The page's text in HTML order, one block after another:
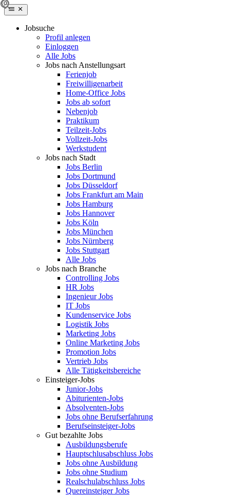
Jobsuche
Profil anlegen
Einloggen
Alle Jobs
Jobs nach Anstellungsart
Ferienjob
Freiwilligenarbeit
Home-Office Jobs
Jobs ab sofort
Nebenjob
Praktikum
Teilzeit-Jobs
Vollzeit-Jobs
Werkstudent
Jobs nach Stadt
Jobs Berlin
Jobs Dortmund
Jobs Düsseldorf
Jobs Frankfurt am Main
Jobs Hamburg
Jobs Hannover
Jobs Köln
Jobs München
Jobs Nürnberg
Jobs Stuttgart
Alle Jobs
Jobs nach Branche
Controlling Jobs
HR Jobs
Ingenieur Jobs
IT Jobs
Kundenservice Jobs
Logistik Jobs
Marketing Jobs
Online Marketing Jobs
Promotion Jobs
Vertrieb Jobs
Alle Tätigkeitsbereiche
Einsteiger-Jobs
Junior-Jobs
Abiturienten-Jobs
Absolventen-Jobs
Jobs ohne Berufserfahrung
Berufseinsteiger-Jobs
Gut bezahlte Jobs
Ausbildungsberufe
Hauptschlusabschluss Jobs
Jobs ohne Ausbildung
Jobs ohne Studium
Realschulabschluss Jobs
Quereinsteiger Jobs